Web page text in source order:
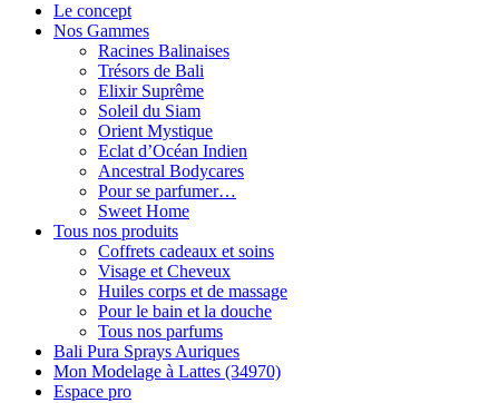
Le concept
Nos Gammes
Racines Balinaises
Trésors de Bali
Elixir Suprême
Soleil du Siam
Orient Mystique
Eclat d’Océan Indien
Ancestral Bodycares
Pour se parfumer…
Sweet Home
Tous nos produits
Coffrets cadeaux et soins
Visage et Cheveux
Huiles corps et de massage
Pour le bain et la douche
Tous nos parfums
Bali Pura Sprays Auriques
Mon Modelage à Lattes (34970)
Espace pro